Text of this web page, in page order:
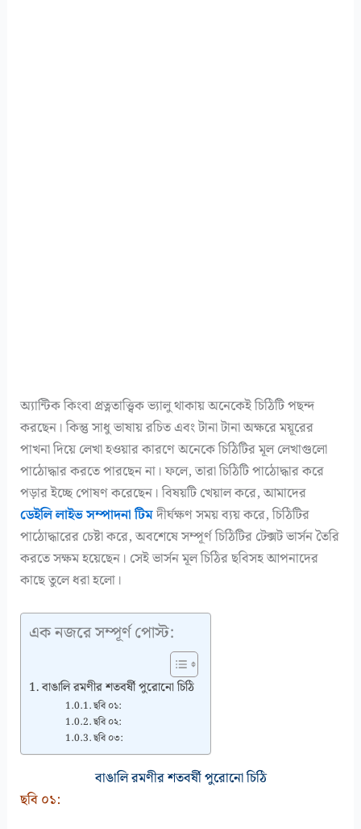
অ্যান্টিক কিংবা প্রত্নতাত্ত্বিক ভ্যালু থাকায় অনেকেই চিঠিটি পছন্দ
করছেন। কিন্তু সাধু ভাষায় রচিত এবং টানা টানা অক্ষরে ময়ূরের
পাখনা দিয়ে লেখা হওয়ার কারণে অনেকে চিঠিটির মূল লেখাগুলো
পাঠোদ্ধার করতে পারছেন না। ফলে, তারা চিঠিটি পাঠোদ্ধার করে
পড়ার ইচ্ছে পোষণ করেছেন। বিষয়টি খেয়াল করে, আমাদের
ডেইলি লাইভ সম্পাদনা টিমদীর্ঘক্ষণ সময় ব্যয় করে, চিঠিটির
পাঠোদ্ধারের চেষ্টা করে, অবশেষে সম্পূর্ণ চিঠিটির টেক্সট ভার্সন তৈরি
করতে সক্ষম হয়েছেন। সেই ভার্সন মূল চিঠির ছবিসহ আপনাদের
কাছে তুলে ধরা হলো।
এক নজরে সম্পূর্ণ পোস্ট:
বাঙালি রমণীর শতবর্ষী পুরোনো চিঠি
ছবি ০১:
ছবি ০২:
ছবি ০৩:
বাঙালি রমণীর শতবর্ষী পুরোনো চিঠি
ছবি ০১: